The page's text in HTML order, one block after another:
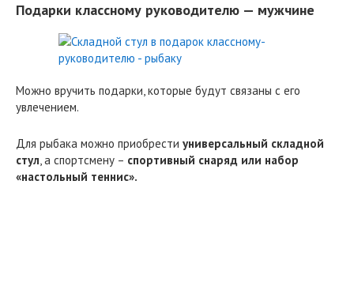
Подарки классному руководителю — мужчине
Можно вручить подарки, которые будут связаны с его
увлечением.
Для рыбака можно приобрести универсальный складной
стул, а спортсмену – спортивный снаряд или набор
«настольный теннис».